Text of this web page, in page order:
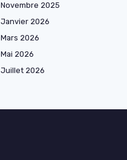
Novembre 2025
Janvier 2026
Mars 2026
Mai 2026
Juillet 2026